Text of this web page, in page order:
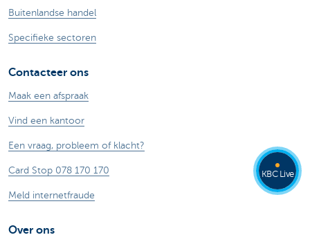
Buitenlandse handel
Specifieke sectoren
Contacteer ons
Maak een afspraak
Vind een kantoor
Een vraag, probleem of klacht?
Card Stop 078 170 170
Meld internetfraude
Over ons
KBC Live